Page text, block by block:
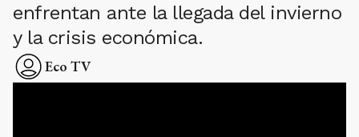
enfrentan ante la llegada del invierno
y la crisis económica.
Eco TV